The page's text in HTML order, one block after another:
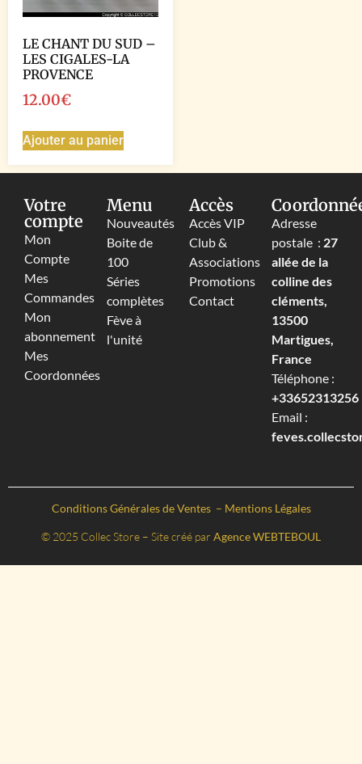
LE CHANT DU SUD –
LES CIGALES-LA
PROVENCE
12.00€
Ajouter au panier
Votre
compte
Mon
Compte
Mes
Commandes
Mon
abonnement
Mes
Coordonnées
Menu
Nouveautés
Boite de
100
Séries
complètes
Fève à
l'unité
Accès
Accès VIP
Club &
Associations
Promotions
Contact
Adresse
postale : 27
allée de la
colline des
cléments,
13500
Martigues,
France
Téléphone :
+33652313256‬
Email :
Conditions Générales de Ventes – Mentions Légales
© 2025 Collec Store – Site créé par Agence WEBTEBOUL